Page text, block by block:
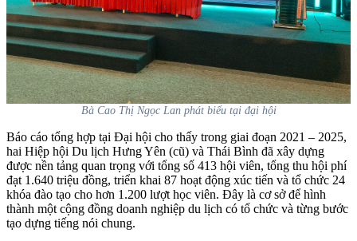
Bà Cao Thị Ngọc Lan phát biểu tại đại hội
Báo cáo tổng hợp tại Đại hội cho thấy trong giai đoạn 2021 – 2025,
hai Hiệp hội Du lịch Hưng Yên (cũ) và Thái Bình đã xây dựng
được nền tảng quan trọng với tổng số 413 hội viên, tổng thu hội phí
đạt 1.640 triệu đồng, triển khai 87 hoạt động xúc tiến và tổ chức 24
khóa đào tạo cho hơn 1.200 lượt học viên. Đây là cơ sở để hình
thành một cộng đồng doanh nghiệp du lịch có tổ chức và từng bước
tạo dựng tiếng nói chung.